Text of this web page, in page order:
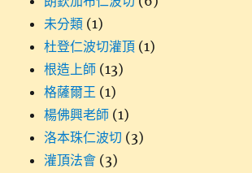
未分類 (1)
杜登仁波切灌頂 (1)
根造上師 (13)
格薩爾王 (1)
楊佛興老師 (1)
洛本珠仁波切 (3)
灌頂法會 (3)